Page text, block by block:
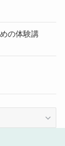
の体験講